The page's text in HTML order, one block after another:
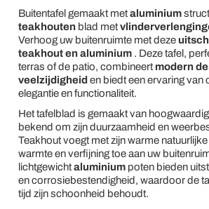
Buitentafel gemaakt metaluminium
teakhouten blad met
Verhoog uw buitenruimte met deze
teakhout en aluminium. Deze tafel,
terras of de patio, combineert modern
veelzijdigheid en biedt een ervaring
elegantie en functionaliteit.
Het tafelblad is gemaakt van hoogwaardig
bekend om zijn duurzaamheid en
Teakhout voegt met zijn warme
warmte en verfijning toe aan uw
lichtgewichtaluminiumpoten bieden
en corrosiebestendigheid, waardoor de
tijd zijn schoonheid behoudt.